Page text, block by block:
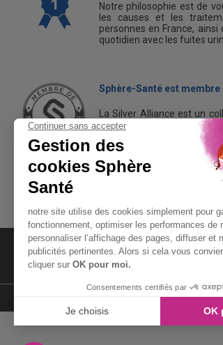
Notre philosophie est de
les causes et les
personnes en France,
quotidien avec les fuites
Sphère-Santé est
La Silver Alliance est un
dans le bien vieillir à domicile.
Découvrez la Silver